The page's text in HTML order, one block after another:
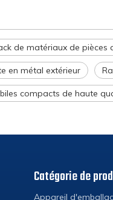
de matériaux de pièces
en métal extérieur
compacts de haute
Catégorie de
Appareil